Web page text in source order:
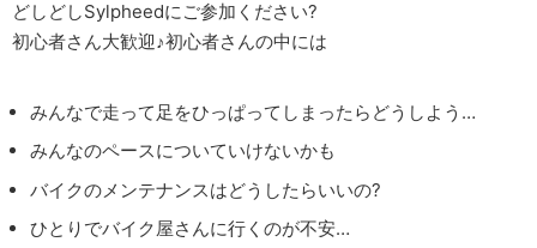
どしどしSylpheedにご参加ください?
初心者さん大歓迎♪初心者さんの中には
みんなで走って足をひっぱってしまったらどうしよう…
みんなのペースについていけないかも
バイクのメンテナンスはどうしたらいいの?
ひとりでバイク屋さんに行くのが不安…